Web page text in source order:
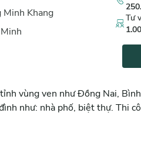
Minh Khang
Tư
vùng ven như Đồng Nai,
như: nhà phố, biệt thự. Thi